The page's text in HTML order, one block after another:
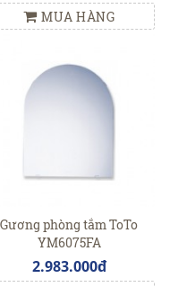
MUA HÀNG
Gương phòng tắm ToTo
YM6075FA
2.983.000đ